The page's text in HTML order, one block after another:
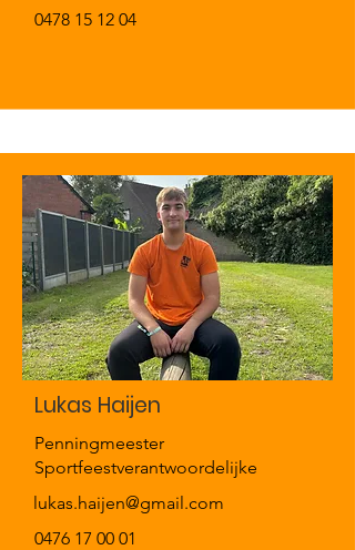
0478 15 12 04
Lukas Haijen
Penningmeester
Sportfeestverantwoordelijke
lukas.haijen@gmail.com
0476 17 00 01